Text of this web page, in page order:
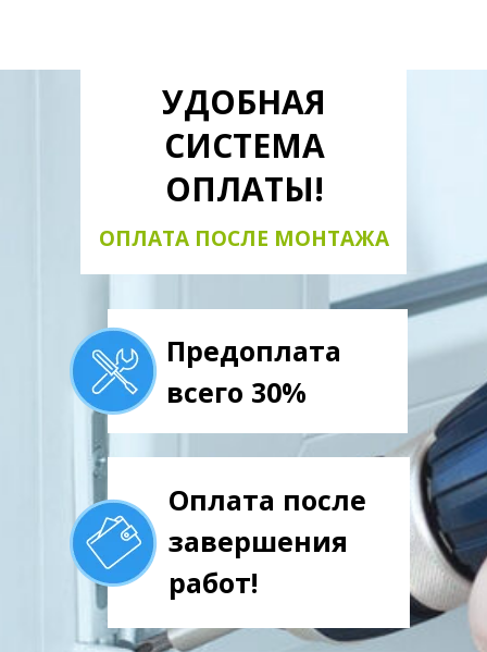
УДОБНАЯ
СИСТЕМА
ОПЛАТЫ!
ОПЛАТА ПОСЛЕ МОНТАЖА
Предоплата
всего 30%
Оплата после
завершения
работ!